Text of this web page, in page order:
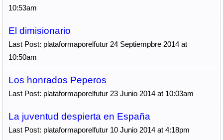
10:53am
El dimisionario
Last Post: plataformaporelfutur 24 Septiempbre 2014 at
10:50am
Los honrados Peperos
Last Post: plataformaporelfutur 23 Junio 2014 at 10:03am
La juventud despierta en España
Last Post: plataformaporelfutur 10 Junio 2014 at 4:18pm